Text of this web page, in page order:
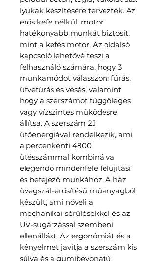
lyukak készítésére tervezték. Az
erős kefe nélküli motor
hatékonyabb munkát biztosít,
mint a kefés motor. Az oldalsó
kapcsoló lehetővé teszi a
felhasználó számára, hogy 3
munkamódot válasszon: fúrás,
ütvefúrás és vésés, valamint
hogy a szerszámot függőleges
vagy vízszintes működésre
állítsa. A szerszám 2J
ütőenergiával rendelkezik, ami
a percenkénti 4800
ütésszámmal kombinálva
elegendő mindenféle felújítási
és befejező munkához. A ház
üvegszál-erősítésű műanyagból
készült, ami növeli a
mechanikai sérülésekkel és az
UV-sugárzással szembeni
ellenállást. Az ergonómiát és a
kényelmet javítja a szerszám kis
súlya és a gumibevonatú